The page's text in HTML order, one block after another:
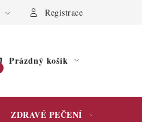
Registrace
Prázdný košík
ZDRAVÉ PEČENÍ